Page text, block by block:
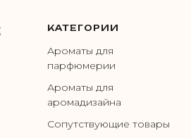
КАТЕГОРИИ
Ароматы для
парфюмерии
Ароматы для
аромадизайна
Сопутствующие товары